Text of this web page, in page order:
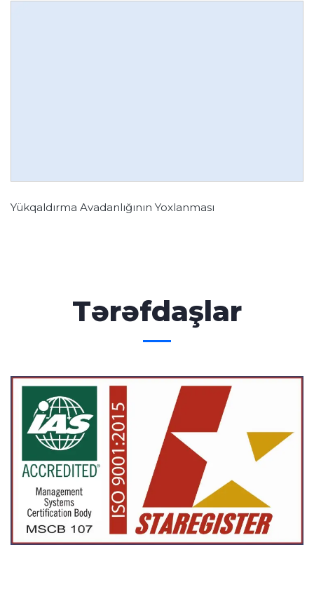
Yükqaldırma Avadanlığının Yoxlanması
Tərəfdaşlar